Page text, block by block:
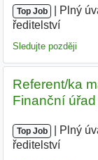
Top Job Plný
ředitelství|
Sledujte později
Referent/ka
Finanční
Top Job Plný
ředitelství|